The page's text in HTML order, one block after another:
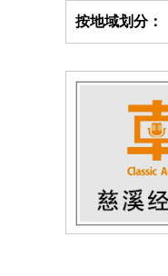
按地域划分：